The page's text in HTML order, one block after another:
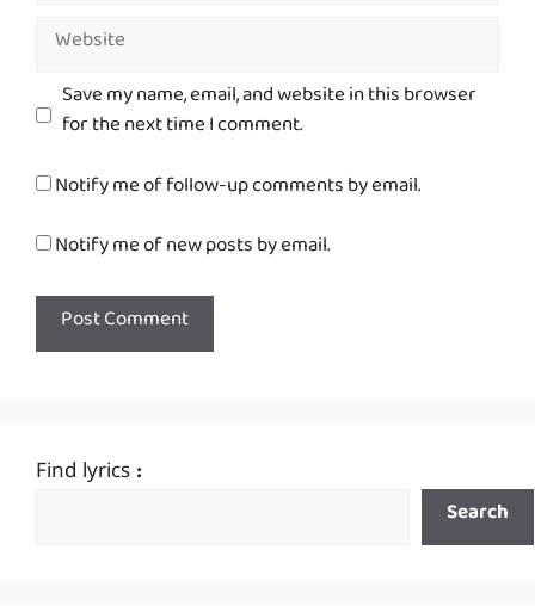
Website
Save my name, email, and website in this browser
for the next time I comment.
Notify me of follow-up comments by email.
Notify me of new posts by email.
Find lyrics :
Search